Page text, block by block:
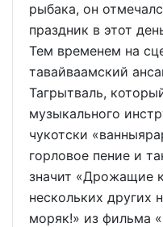
рыбака, он
праздник в этот
Тем временем на
тавайваамский
Тагрытваль,
музыкального
чукотски
горловое пение и
значит «Дрожащие
нескольких других
моряк!» из фильма